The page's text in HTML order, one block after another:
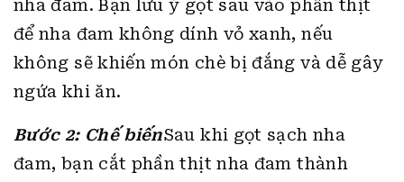
nha đam. Bạn lưu ý gọt sâu vào phần thịt
để nha đam không dính vỏ xanh, nếu
không sẽ khiến món chè bị đắng và dễ gây
ngứa khi ăn.
Bước 2: Chế biếnSau khi gọt sạch nha
đam, bạn cắt phần thịt nha đam thành